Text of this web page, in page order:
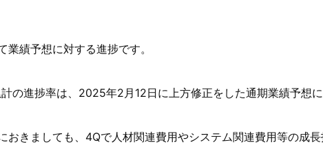
業績予想に対する進捗です。
の進捗率は、2025年2月12日に上方修正をした通期業績予想
おきましても、4Qで人材関連費用やシステム関連費用等の成